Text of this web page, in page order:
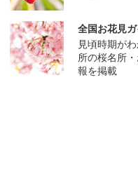
全国お花見
見頃時期が
所の桜名所
報を掲載